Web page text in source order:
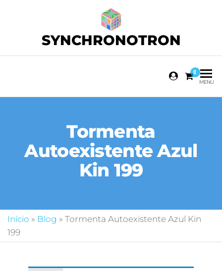
SYNCHRONOTRON
0
MENU
Tormenta
Autoexistente Azul
Kin 199
Início » Blog » Tormenta Autoexistente Azul Kin
199